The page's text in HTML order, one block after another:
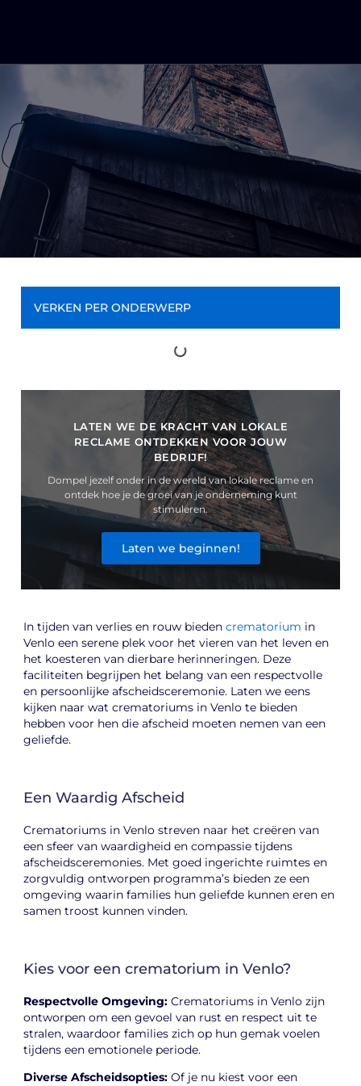
In tijden van verlies en rouw biedencrematorium in
Venlo een serene plek voor het vieren van het leven en
het koesteren van dierbare herinneringen. Deze
faciliteiten begrijpen het belang van een respectvolle
en persoonlijke afscheidsceremonie. Laten we eens
kijken naar wat crematoriums in Venlo te bieden
hebben voor hen die afscheid moeten nemen van een
geliefde.
Een Waardig Afscheid
Crematoriums in Venlo streven naar het creëren van
een sfeer van waardigheid en compassie tijdens
afscheidsceremonies. Met goed ingerichte ruimtes en
zorgvuldig ontworpen programma’s bieden ze een
omgeving waarin families hun geliefde kunnen eren en
samen troost kunnen vinden.
Kies voor een crematorium in Venlo?
Respectvolle Omgeving: Crematoriums in Venlo zijn
ontworpen om een gevoel van rust en respect uit te
stralen, waardoor families zich op hun gemak voelen
tijdens een emotionele periode.
Diverse Afscheidsopties: Of je nu kiest voor een
VERKEN PER ONDERWERP
LATEN WE DE KRACHT VAN LOKALE
RECLAME ONTDEKKEN VOOR JOUW
BEDRIJF!
Dompel jezelf onder in de wereld van lokale reclame en
ontdek hoe je de groei van je onderneming kunt
stimuleren.
Laten we beginnen!